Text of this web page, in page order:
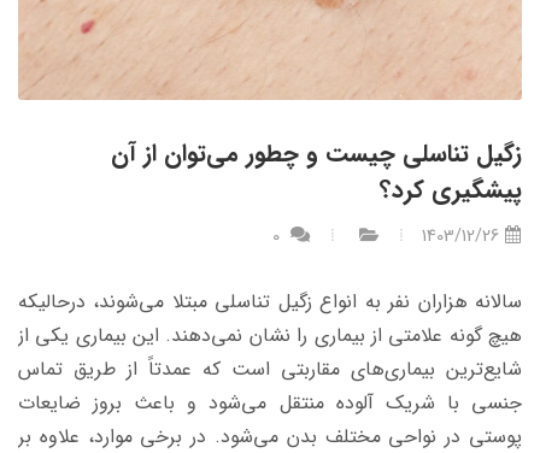
زگیل تناسلی چیست و چطور می‌توان از آن
پیشگیری کرد؟
1403/12/26
سالانه هزاران نفر به انواع زگیل تناسلی مبتلا می‌شوند، درحالیکه
هیچ گونه علامتی از بیماری را نشان نمی‌دهند. این بیماری یکی از
شایع‌ترین بیماری‌های مقاربتی است که عمدتاً از طریق تماس
جنسی با شریک آلوده منتقل می‌شود و باعث بروز ضایعات
پوستی در نواحی مختلف بدن می‌شود. در برخی موارد، علاوه بر